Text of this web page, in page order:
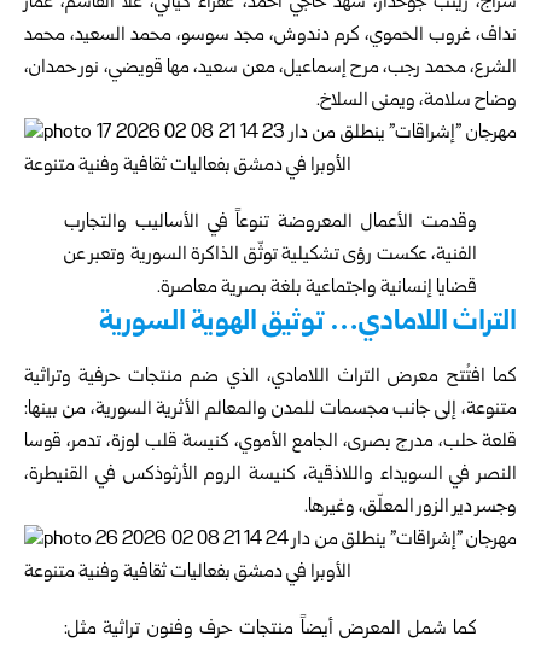
نداف، غروب الحموي، كرم دندوش، مجد سوسو، محمد السعيد، محمد
الشرع، محمد رجب، مرح إسماعيل، معن سعيد، مها قويضي، نور حمدان،
وضاح سلامة، ويمنى السلاخ.
وقدمت الأعمال المعروضة تنوعاً في الأساليب والتجارب
الفنية، عكست رؤى تشكيلية توثّق الذاكرة السورية وتعبر عن
قضايا إنسانية واجتماعية بلغة بصرية معاصرة.
التراث اللامادي… توثيق الهوية السورية
كما افتُتح معرض التراث اللامادي، الذي ضم منتجات حرفية وتراثية
متنوعة، إلى جانب مجسمات للمدن والمعالم الأثرية السورية، من بينها:
قلعة حلب، مدرج بصرى، الجامع الأموي، كنيسة قلب لوزة، تدمر، قوسا
النصر في السويداء واللاذقية، كنيسة الروم الأرثوذكس في القنيطرة،
وجسر دير الزور المعلّق، وغيرها.
كما شمل المعرض أيضاً منتجات حرف وفنون تراثية مثل: